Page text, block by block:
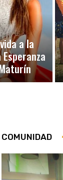
a la
COMUNIDAD